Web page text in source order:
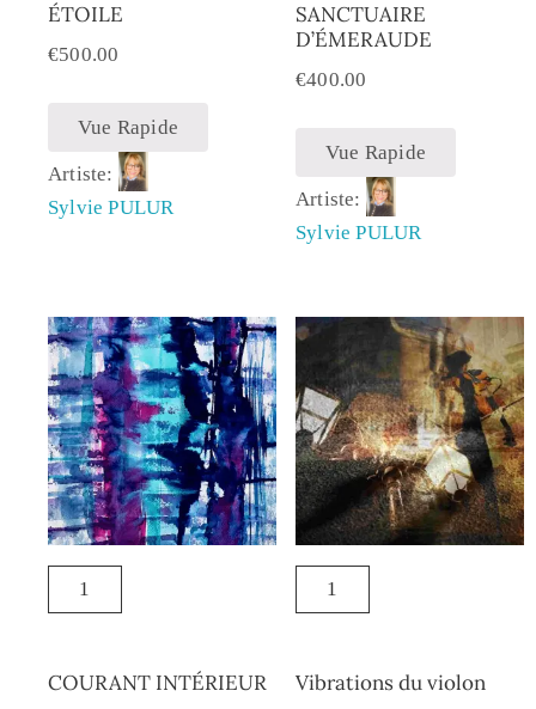
ÉTOILE
€500.00
Vue Rapide
Artiste:
Sylvie PULUR
SANCTUAIRE
D’ÉMERAUDE
€400.00
Vue Rapide
Artiste:
Sylvie PULUR
COURANT INTÉRIEUR Vibrations du violon